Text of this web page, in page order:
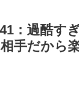
：過酷す
手だから